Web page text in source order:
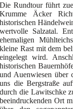
Die Rundtour führt
Krumme Äcker
historischen
wertvolle Salzatal.
ehemaligen
kleine Rast mit dem
eingelegt wird.
historischen
und Auenwiesen über
uns die Bergstraße
durch die Lawitschke
beeindruckenden Ort